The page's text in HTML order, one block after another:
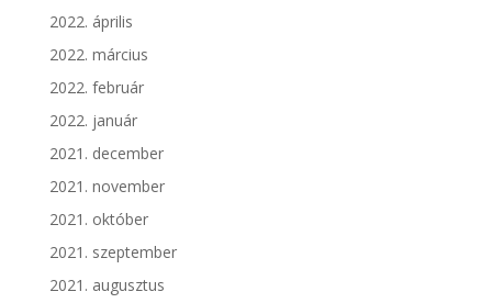
2022. április
2022. március
2022. február
2022. január
2021. december
2021. november
2021. október
2021. szeptember
2021. augusztus